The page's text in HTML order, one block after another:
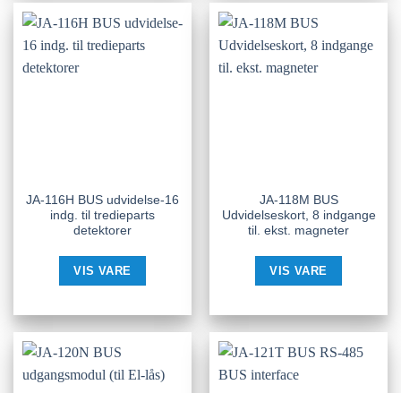
JA-116H BUS udvidelse-16
indg. til tredieparts
detektorer
VIS VARE
JA-118M BUS
Udvidelseskort, 8 indgange
til. ekst. magneter
VIS VARE